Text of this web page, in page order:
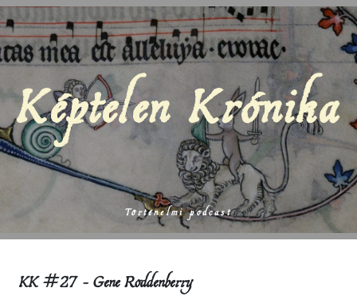
Képtelen Krónika
Történelmi podcast
KK #27 – Gene Roddenberry